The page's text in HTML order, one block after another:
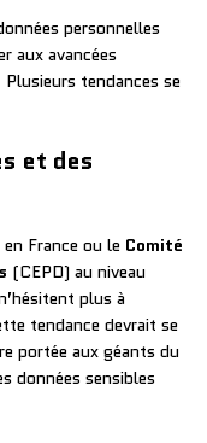
personnelles
aux avancées
tendances se
et des
France ou le Comité
(CEPD) au niveau
plus à
tendance devrait se
portée aux géants du
données sensibles